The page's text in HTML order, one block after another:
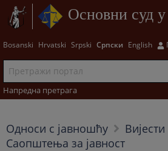
Основни суд
Bosanski Hrvatski Srpski Српски English
Напредна претрага
Односи с јавношћу
Вијести
Саопштења за јавност